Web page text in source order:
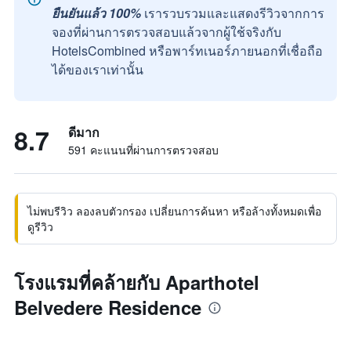
ยืนยันแล้ว 100% เรารวบรวมและแสดงรีวิวจากการ
จองที่ผ่านการตรวจสอบแล้วจากผู้ใช้จริงกับ
HotelsCombined หรือพาร์ทเนอร์ภายนอกที่เชื่อถือ
ได้ของเราเท่านั้น
8.7 ดีมาก
591 คะแนนที่ผ่านการตรวจสอบ
ไม่พบรีวิว ลองลบตัวกรอง เปลี่ยนการค้นหา หรือล้างทั้งหมดเพื่อ
ดูรีวิว
โรงแรมที่คล้ายกับ Aparthotel
Belvedere Residence